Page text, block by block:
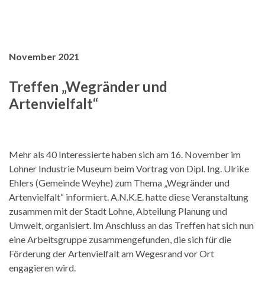
November 2021
Treffen „Wegränder und
Artenvielfalt“
Mehr als 40 Interessierte haben sich am 16. November im
Lohner Industrie Museum beim Vortrag von Dipl. Ing. Ulrike
Ehlers (Gemeinde Weyhe) zum Thema „Wegränder und
Artenvielfalt“ informiert. A.N.K.E. hatte diese Veranstaltung
zusammen mit der Stadt Lohne, Abteilung Planung und
Umwelt, organisiert. Im Anschluss an das Treffen hat sich nun
eine Arbeitsgruppe zusammengefunden, die sich für die
Förderung der Artenvielfalt am Wegesrand vor Ort
engagieren wird.